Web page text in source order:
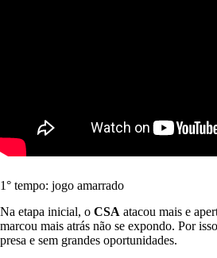
1° tempo: jogo amarrado
Na etapa inicial, o CSA atacou mais e
marcou mais atrás não se expondo. Por
presa e sem grandes oportunidades.